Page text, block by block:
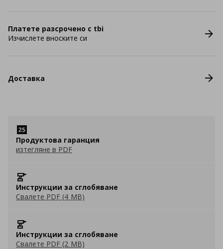
Платете разсрочено с tbi
Изчислете вноските си
Доставка
Продуктова гаранция
изтегляне в PDF
Инструкции за сглобяване
Свалете PDF (4 MB)
Инструкции за сглобяване
Свалете PDF (2 MB)